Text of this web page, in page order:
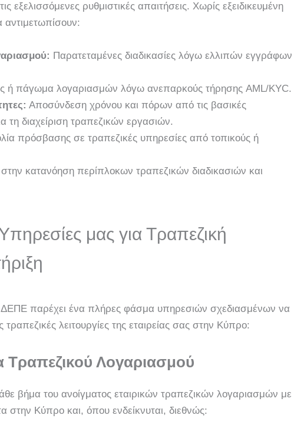
εξελισσόμενες ρυθμιστικές απαιτήσεις. Χωρίς εξειδικευμένη
αντιμετωπίσουν:
Παρατεταμένες διαδικασίες λόγω ελλιπών εγγράφων
ή πάγωμα λογαριασμών λόγω ανεπαρκούς τήρησης AML/KYC.
Αποσύνδεση χρόνου και πόρων από τις βασικές
τη διαχείριση τραπεζικών εργασιών.
πρόσβασης σε τραπεζικές υπηρεσίες από τοπικούς ή
κατανόηση περίπλοκων τραπεζικών διαδικασιών και
μας για Τραπεζική
ΔΕΠΕ παρέχει ένα πλήρες φάσμα υπηρεσιών σχεδιασμένων να
λειτουργίες της εταιρείας σας στην Κύπρο:
Τραπεζικού Λογαριασμού
βήμα του ανοίγματος εταιρικών τραπεζικών λογαριασμών με
στην Κύπρο και, όπου ενδείκνυται, διεθνώς: